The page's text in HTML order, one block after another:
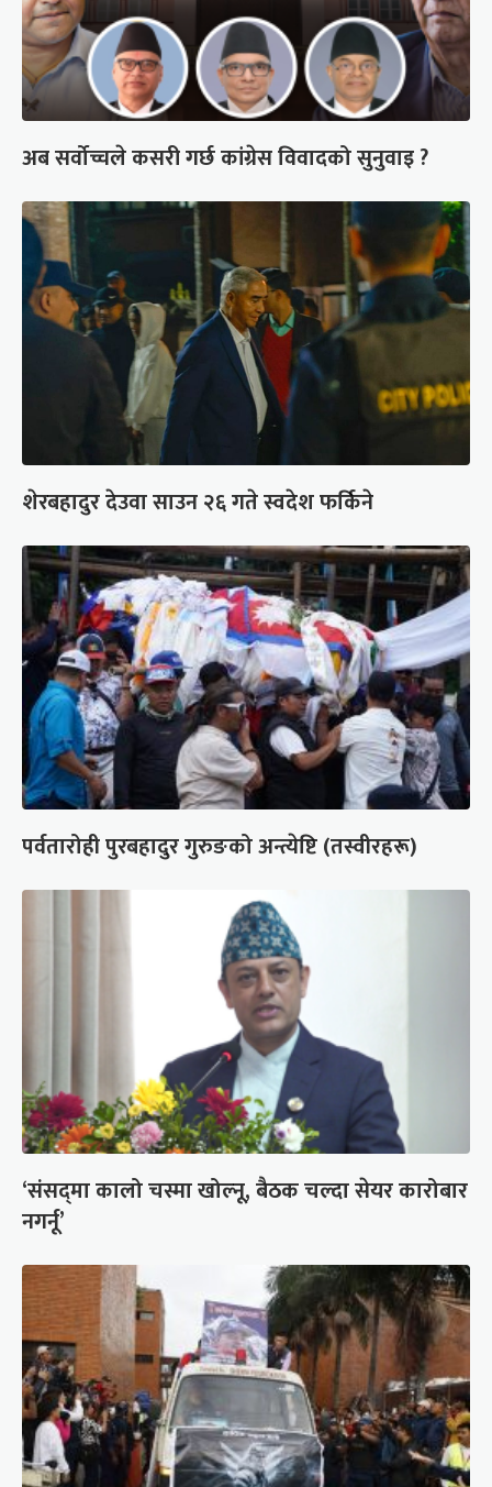
अब सर्वोच्चले कसरी गर्छ कांग्रेस विवादको सुनुवाइ ?
शेरबहादुर देउवा साउन २६ गते स्वदेश फर्किने
पर्वतारोही पुरबहादुर गुरुङको अन्त्येष्टि (तस्वीरहरू)
‘संसद्‍मा कालो चस्मा खोल्नू, बैठक चल्दा सेयर कारोबार
नगर्नू’